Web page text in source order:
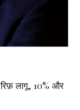
लागू, 10% और